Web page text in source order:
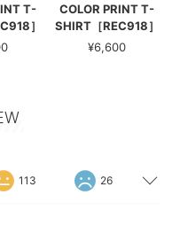
T-
］
COLOR PRINT T-
SHIRT［REC918］
¥6,600
113 26